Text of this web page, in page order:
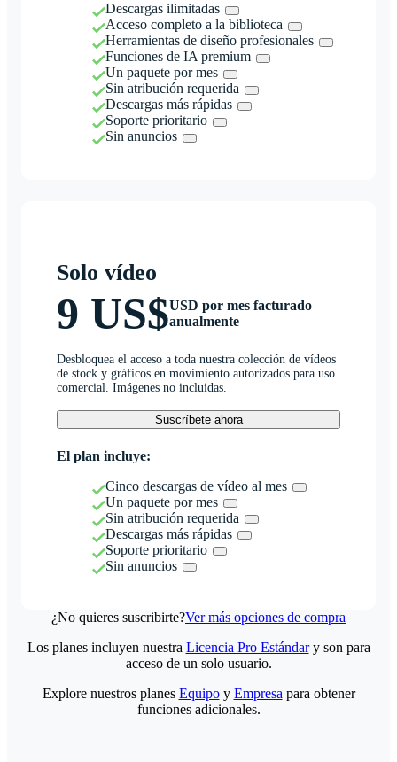
Descargas ilimitadas
Acceso completo a la biblioteca
Herramientas de diseño profesionales
Funciones de IA premium
Un paquete por mes
Sin atribución requerida
Descargas más rápidas
Soporte prioritario
Sin anuncios
Solo vídeo
9 US$USD por mes facturado
anualmente
Desbloquea el acceso a toda nuestra colección de vídeos
de stock y gráficos en movimiento autorizados para uso
comercial. Imágenes no incluidas.
Suscríbete ahora
El plan incluye:
Cinco descargas de vídeo al mes
Un paquete por mes
Sin atribución requerida
Descargas más rápidas
Soporte prioritario
Sin anuncios
¿No quieres suscribirte?Ver más opciones de compra
Los planes incluyen nuestra Licencia Pro Estándary son para
acceso de un solo usuario.
Explore nuestros planes Equipoy Empresa para obtener
funciones adicionales.